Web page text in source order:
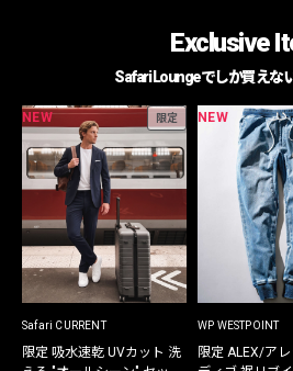
Exclusive
Safari Loungeでしか買えな
NEW 限定
Safari CURRENT
限定 吸水速乾 UVカット 洗
NEW
WP WESTPOINT
限定 ALEX/ア